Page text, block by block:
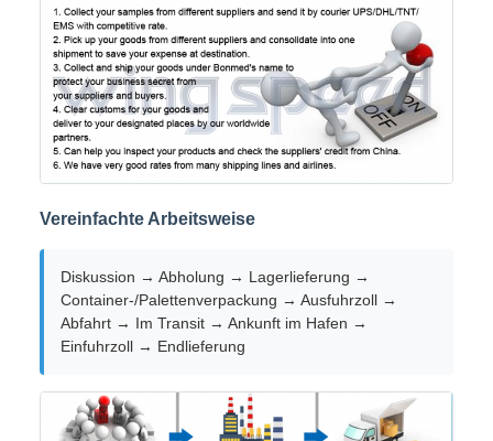
Vereinfachte Arbeitsweise
Diskussion → Abholung → Lagerlieferung →
Container-/Palettenverpackung → Ausfuhrzoll →
Abfahrt → Im Transit → Ankunft im Hafen →
Einfuhrzoll → Endlieferung